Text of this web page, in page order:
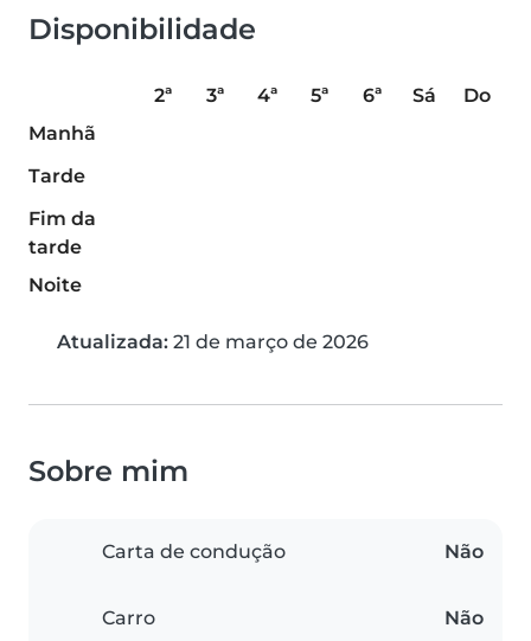
Disponibilidade
2ª 3ª 4ª 5ª 6ª Sá
Do
Manhã
Tarde
Fim da
tarde
Noite
Atualizada: 21 de março de 2026
Sobre mim
Carta de condução Não
Carro Não